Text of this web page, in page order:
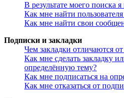
В результате моего поиска
Как мне найти
Как мне найти свои
Подписки и закладки
Чем закладки отличаются
Как мне сделать закладку
определённую тему?
Как мне подписаться на
Как мне отказаться от